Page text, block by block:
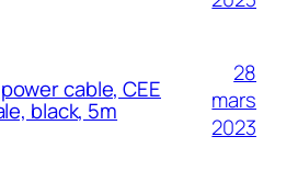
power cable, CEE
black, 5m
28
mars
2023